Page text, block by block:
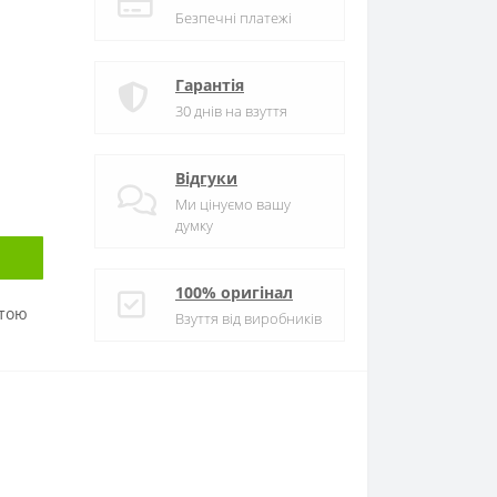
Безпечні платежі
Гарантія
30 днів на взуття
Відгуки
Ми цінуємо вашу
думку
100% оригінал
Взуття від виробників